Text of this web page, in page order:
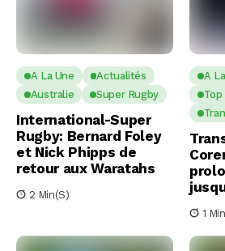
A La Une
Actualités
Australie
Super Rugby
International-Super
Rugby: Bernard Foley
et Nick Phipps de
retour aux Waratahs
2 Min(s)
A
Top
1